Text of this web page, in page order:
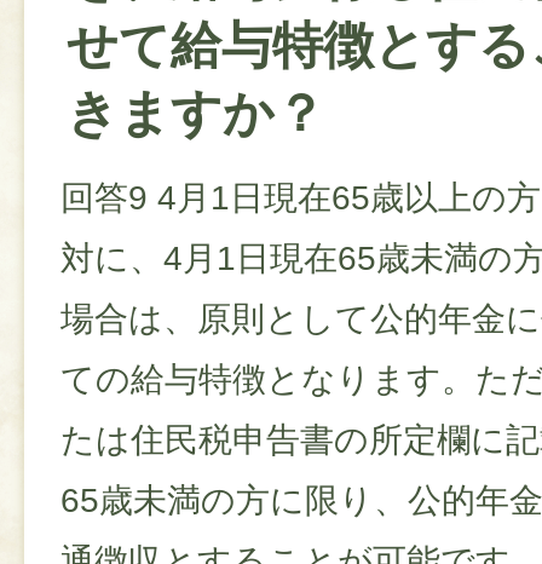
せて給与特徴とす
きますか？
回答9 4月1日現在65歳以上の
対に、4月1日現在65歳未満の
場合は、原則として公的年金
ての給与特徴となります。た
たは住民税申告書の所定欄に
65歳未満の方に限り、公的年